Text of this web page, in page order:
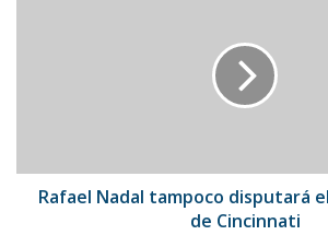
Cincinnati
Rafael Nadal tampoco disputará
de Cincinnati